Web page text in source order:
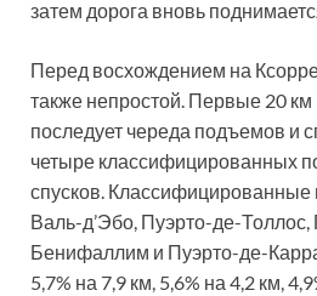
затем дорога вновь
Перед восхождением на
также непростой. Первые 20 км
последует череда подъемов и
четыре классифицированных
спусков.
Валь-д’Эбо, Пуэрто-де-Толлос,
Бенифаллим и Пуэрто-де-
5,7% на 7,9 км, 5,6% на 4,2 км,